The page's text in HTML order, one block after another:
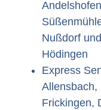
Nußdorf
Hödingen
Express
Allensbach,
Frickingen,